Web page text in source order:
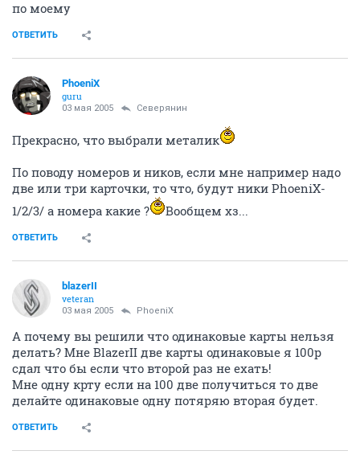
по моему
ОТВЕТИТЬ
PhoeniX
guru
03 мая 2005 Северянин
Прекрасно, что выбрали металик
По поводу номеров и ников, если мне например надо
две или три карточки, то что, будут ники PhoeniX-
1/2/3/ а номера какие ?
Вообщем хз...
ОТВЕТИТЬ
blazerII
veteran
03 мая 2005 PhoeniX
А почему вы решили что одинаковые карты нельзя
делать? Мне BlazerII две карты одинаковые я 100р
сдал что бы если что второй раз не ехать!
Мне одну крту если на 100 две получиться то две
делайте одинаковые одну потяряю вторая будет.
ОТВЕТИТЬ